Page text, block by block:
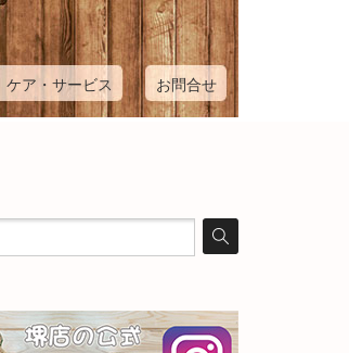
ケア・サービス お問合せ